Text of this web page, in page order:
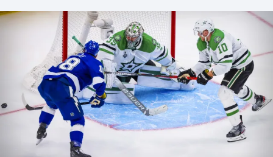
DALŠÍ SPORTY
Americký fotbal
Baseball a softbal
Basketbal
NEPŘEHLÉDNĚTE
Soutěže
Historické návraty
Aplikace ČT sport